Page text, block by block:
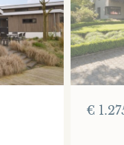
€